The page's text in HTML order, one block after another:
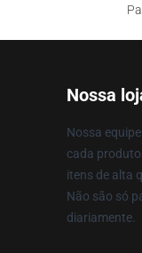
Nossa
Nossa
cada
itens de alta
Não são só
diariamente.